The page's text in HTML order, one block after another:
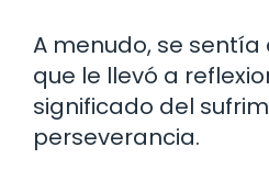
A menudo, se
que le llevó a
significado del
perseverancia.